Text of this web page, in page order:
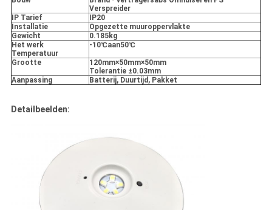
Verspreider
IP Tarief
IP20
Installatie
Opgezette muuroppervlakte
Gewicht
0.185kg
Het werk
Temperatuur
-10℃aan50℃
Grootte
120mm×50mm×50mm
Tolerantie ±0.03mm
Aanpassing
Batterij, Duurtijd, Pakket
Detailbeelden: